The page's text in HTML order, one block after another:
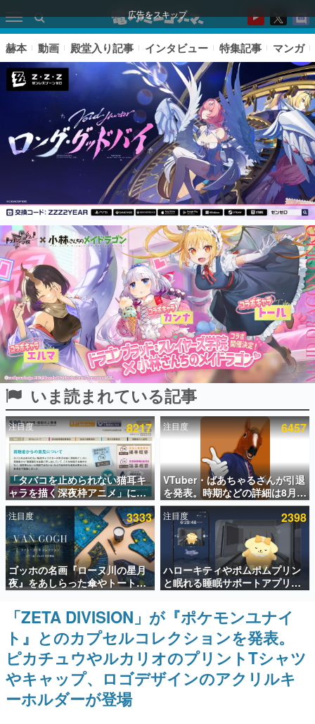
広告をスキップ
ピックアップ
電ファミのいま読まれている記事ランキング
アプリセール情報
インタビュー
連載・特集一覧
殿堂入り記事
SNS拡散数が数千以上！ ページビュー数万以上！ などな
ど。多くの人々に読まれた、電ファミ渾身の“殿堂入り”記
事をまとめました。
ゲームの企画書
名作ゲームクリエイターの方々に製作時のエピソードをお
聞きし、ヒットする企画（ゲーム）とは何か？を探ってい
きます。
赫本
この物語を解いてはいけない。『赫本』は、〈試験問題〉
の形をした短編ホラー小説集です。
新世代に訊く
これからのデジタルゲーム市場を担う若きクリエイター達
の姿を追い、彼らのルーツと情熱を探っていきます。
ゲーム世代の作家たち
ゲームに多大な影響を受けた作家さんに取材し、ゲームが
日本のコンテンツ産業やカルチャーに与えた影響を探る企
画です。
日本モバイルゲーム産業史
日本のモバイルゲーム史における主要なトピック・タイト
ルを網羅するほか、開発者へのインタビューや識者による
解説を掲載。約20年の歴史が一望できる決定版！
赫本 動画 殿堂入り記事 インタビュー 特集記事 マンガ
いま読まれている記事
注目度 8217
「タバコを止められない猫耳キ
ャラを描く深夜枠アニメ」に視
聴者の一部から批判意見。違法
薬物の使用と思しき描写も含め
て、BPOが議論を交わす
注目度 6457
VTuber・ばあちゃるさんが引退
を発表。時期などの詳細は8月9
日15時からの配信で説明
注目度 3333
ゴッホの名画『ローヌ川の星月
夜』をあしらった傘やトートバ
ッグなどが登場。8月7日21時よ
り2日間限定で予約販売
注目度 2398
ハローキティやポムポムプリン
と眠れる睡眠サポートアプリ
『ゆめたび』が配信中。キャラ
ごとのASMRや目覚ましアラー
ムも搭載
「ZETA DIVISION」が『ポケモンユナイ
ト』とのカプセルコレクションを発表。
ピカチュウやルカリオのプリントTシャツ
やキャップ、ロゴデザインのアクリルキ
ーホルダーが登場